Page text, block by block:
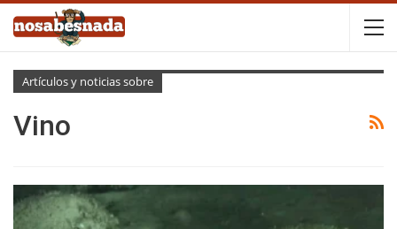
Artículos y noticias sobre
Vino